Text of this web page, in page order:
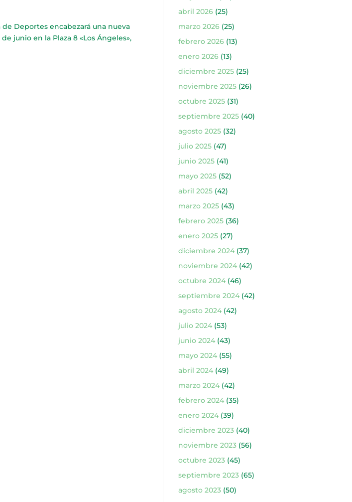
de Deportes encabezará una nueva
junio en la Plaza 8 «Los Ángeles»,
abril 2026(25)
marzo 2026(25)
febrero 2026(13)
enero 2026(13)
diciembre 2025(25)
noviembre 2025(26)
octubre 2025(31)
septiembre 2025(40)
agosto 2025(32)
julio 2025(47)
junio 2025(41)
mayo 2025(52)
abril 2025(42)
marzo 2025(43)
febrero 2025(36)
enero 2025(27)
diciembre 2024(37)
noviembre 2024(42)
octubre 2024(46)
septiembre 2024(42)
agosto 2024(42)
julio 2024(53)
junio 2024(43)
mayo 2024(55)
abril 2024(49)
marzo 2024(42)
febrero 2024(35)
enero 2024(39)
diciembre 2023(40)
noviembre 2023(56)
octubre 2023(45)
septiembre 2023(65)
agosto 2023(50)